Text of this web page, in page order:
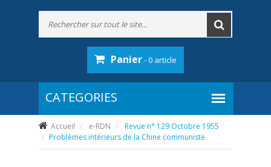
Panier- 0 article
Accueil e-RDN
Revue n° 129 Octobre 1955
Problèmes intérieurs de la Chine communiste